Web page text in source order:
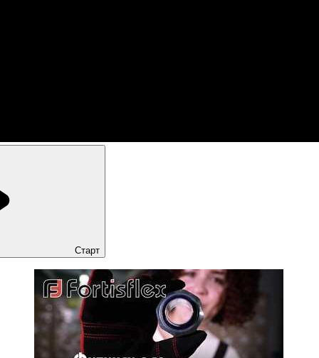
Старт